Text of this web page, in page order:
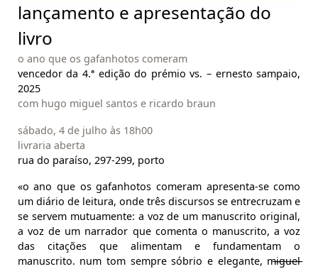
lançamento e apresentação do
livro
o ano que os gafanhotos comeram
vencedor da 4.ª edição do prémio vs. – ernesto sampaio,
2025
com hugo miguel santos e ricardo braun
sábado, 4 de julho às 18h00
livraria aberta
rua do paraíso, 297-299, porto
«o ano que os gafanhotos comeram apresenta-se como
um diário de leitura, onde três discursos se entrecruzam e
se servem mutuamente: a voz de um manuscrito original,
a voz de um narrador que comenta o manuscrito, a voz
das citações que alimentam e fundamentam o
manuscrito. num tom sempre sóbrio e elegante, m̶i̶g̶u̶e̶l̶